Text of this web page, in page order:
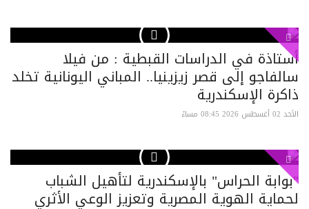
أستاذة في الدراسات القبطية : من فيلا
سالفاجو إلى قصر زيزينيا.. المباني اليونانية تخلد
ذاكرة الإسكندرية
الأحد 02 أغسطس 2026 08:45 مساءً
"بوابة الحراس" بالإسكندرية لتأهيل الشباب
لحماية الهوية المصرية وتعزيز الوعي الأثري